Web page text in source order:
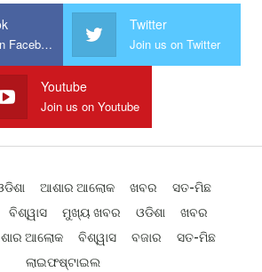
Join us on Facebook
Twitter
Join us on Twitter
Youtube
Join us on Youtube
ଆଶାର ଆଲୋକ ଖବର
ସତ-ମିଛ
ବିଶ୍ୱାସ ମୁଖ୍ୟ ଖବର ଓଡିଶା
ଖବର
ଆଲୋକ ବିଶ୍ୱାସ ବଜାର
ସତ-ମିଛ
ଲାଇଫଷ୍ଟାଇଲ